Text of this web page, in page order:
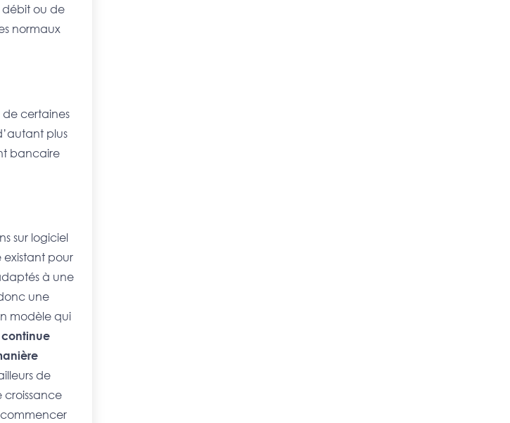
débit ou de
normaux
de certaines
plus
bancaire
sur logiciel
pour
à une
une
modèle qui
continue
de
croissance